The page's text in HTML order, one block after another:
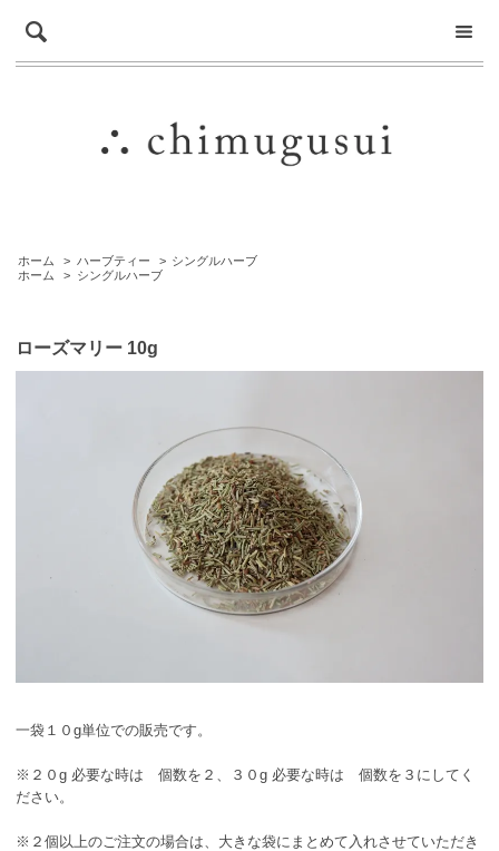
ホーム > ハーブティー > シングルハーブ
ホーム
> シングルハーブ
ローズマリー 10g
一袋１０g単位での販売です。
※２０g 必要な時は 個数を２、３０g 必要な時は 個数を３にしてく
ださい。
※２個以上のご注文の場合は、大きな袋にまとめて入れさせていただき